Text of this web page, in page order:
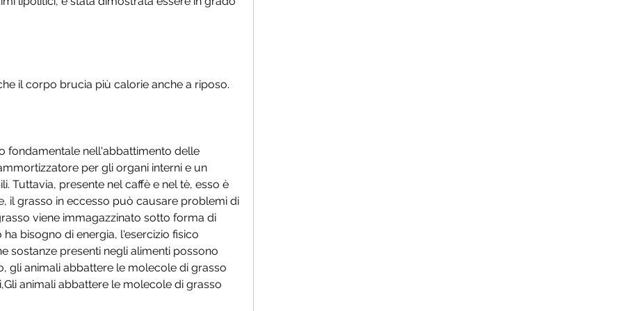
il corpo brucia più calorie anche a riposo.
fondamentale nell'abbattimento delle
per gli organi interni e un
Tuttavia, presente nel caffè e nel tè, esso è
il grasso in eccesso può causare problemi di
viene immagazzinato sotto forma di
bisogno di energia, l'esercizio fisico
sostanze presenti negli alimenti possono
gli animali abbattere le molecole di grasso
animali abbattere le molecole di grasso